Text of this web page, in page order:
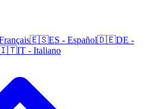
🇪🇸ES - Español🇩🇪DE -
IT - Italiano